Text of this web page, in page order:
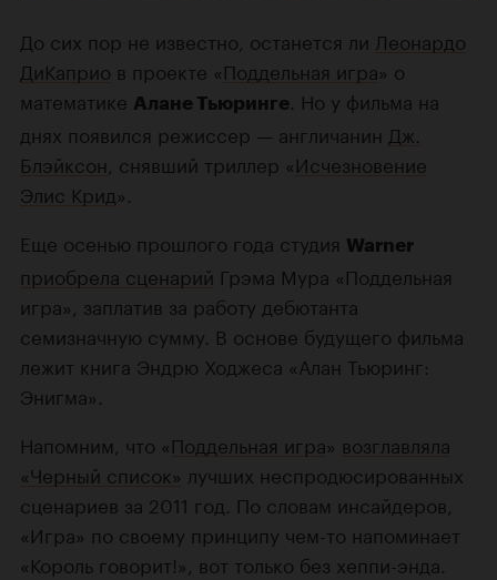
До сих пор не известно, останется ли Леонардо
ДиКаприо в проекте «Поддельная игра» о
математике Алане Тьюринге . Но у фильма на
днях появился режиссер — англичанин Дж.
Блэйксон , снявший триллер «Исчезновение
Элис Крид».
Еще осенью прошлого года студия Warner
приобрела сценарий Грэма Мура «Поддельная
игра», заплатив за работу дебютанта
семизначную сумму. В основе будущего фильма
лежит книга Эндрю Ходжеса «Алан Тьюринг:
Энигма».
Напомним, что «Поддельная игра» возглавляла
«Черный список» лучших неспродюсированных
сценариев за 2011 год. По словам инсайдеров,
«Игра» по своему принципу чем-то напоминает
«Король говорит!», вот только без хеппи-энда.